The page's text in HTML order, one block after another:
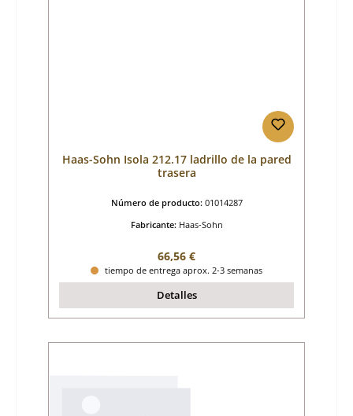
Haas-Sohn Isola 212.17 ladrillo de la pared
trasera
Número de producto: 01014287
Fabricante: Haas-Sohn
Precio normal:
66,56 €
tiempo de entrega aprox. 2-3 semanas
Detalles